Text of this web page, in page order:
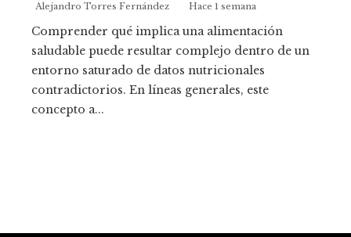
Alejandro Torres Fernández Hace 1 semana
Comprender qué implica una alimentación
saludable puede resultar complejo dentro de un
entorno saturado de datos nutricionales
contradictorios. En líneas generales, este
concepto a...